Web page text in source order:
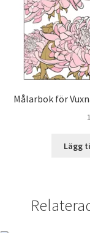
Målarbok för
Lägg